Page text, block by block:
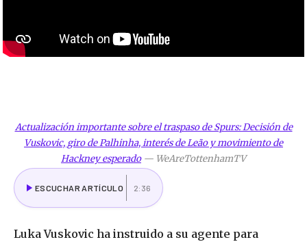
Actualización importante sobre el traspaso de Spurs: Decisión de
Vuskovic, giro de Palhinha, interés de Leão y movimiento de
Hackney esperado— WeAreTottenhamTV
ESCUCHAR ARTÍCULO 2:36
Luka Vuskovic ha instruido a su agente para